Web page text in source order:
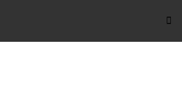
